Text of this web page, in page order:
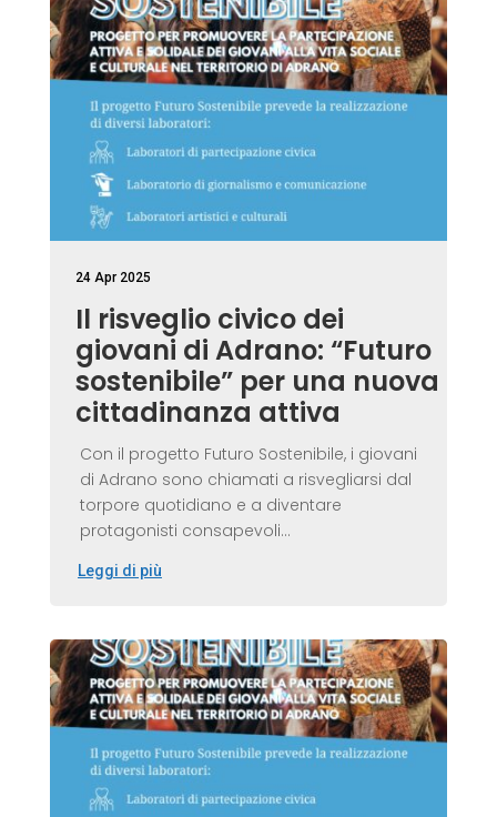
24 Apr 2025
Il risveglio civico dei
giovani di Adrano: “Futuro
sostenibile” per una nuova
cittadinanza attiva
Con il progetto Futuro Sostenibile, i giovani
di Adrano sono chiamati a risvegliarsi dal
torpore quotidiano e a diventare
protagonisti consapevoli...
Leggi di più